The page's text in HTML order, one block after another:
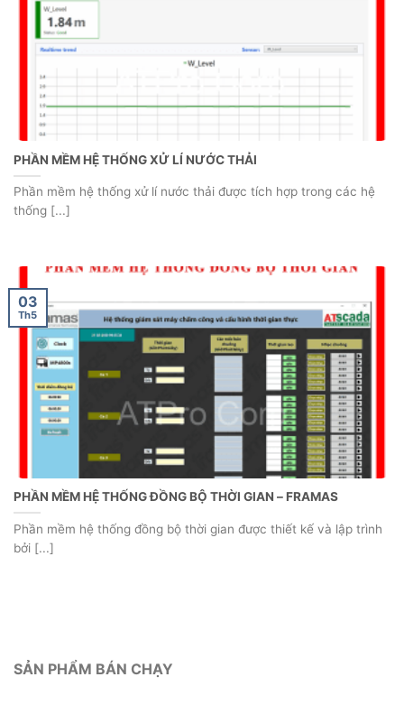
PHẦN MỀM HỆ THỐNG XỬ LÍ NƯỚC THẢI
Phần mềm hệ thống xử lí nước thải được tích hợp trong các hệ
thống [...]
PHẦN MỀM HỆ THỐNG ĐỒNG BỘ THỜI GIAN – FRAMAS
Phần mềm hệ thống đồng bộ thời gian được thiết kế và lập trình
bởi [...]
03
Th5
SẢN PHẨM BÁN CHẠY